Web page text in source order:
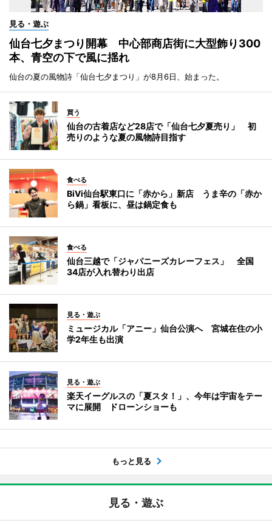
見る・遊ぶ
仙台七夕まつり開幕 中心部商店街に大型飾り300
本、青空の下で風に揺れ
仙台の夏の風物詩「仙台七夕まつり」が8月6日、始まった。
買う
仙台の古着店など28店で「仙台七夕夏売り」 初
売りのような夏の風物詩目指す
食べる
BiVi仙台駅東口に「赤から」新店 うま辛の「赤か
ら鍋」看板に、昼は鍋定食も
食べる
仙台三越で「ジャパニーズカレーフェス」 全国
34店が入れ替わり出店
見る・遊ぶ
ミュージカル「アニー」仙台公演へ 宮城在住の小
学2年生も出演
見る・遊ぶ
楽天イーグルスの「夏スタ！」、今年は宇宙をテー
マに展開 ドローンショーも
もっと見る
見る・遊ぶ